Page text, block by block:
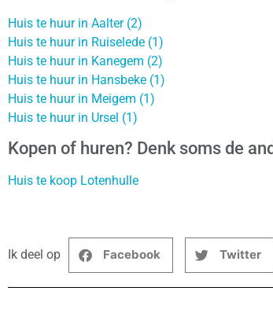
Huis te huur in Aalter (2)
Huis te huur in Ruiselede (1)
Huis te huur in Kanegem (2)
Huis te huur in Hansbeke (1)
Huis te huur in Meigem (1)
Huis te huur in Ursel (1)
Kopen of huren? Denk soms de
Huis te koop Lotenhulle
Ik deel op Facebook Twitter